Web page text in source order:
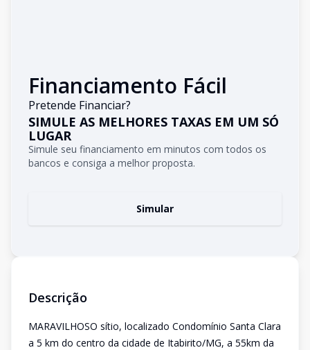
Financiamento Fácil
Pretende Financiar?
SIMULE AS MELHORES TAXAS EM UM SÓ
LUGAR
Simule seu financiamento em minutos com todos os
bancos e consiga a melhor proposta.
Simular
Descrição
MARAVILHOSO sítio, localizado Condomínio Santa Clara
a 5 km do centro da cidade de Itabirito/MG, a 55km da